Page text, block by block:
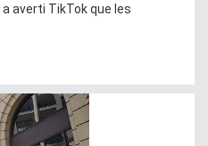
averti TikTok que les